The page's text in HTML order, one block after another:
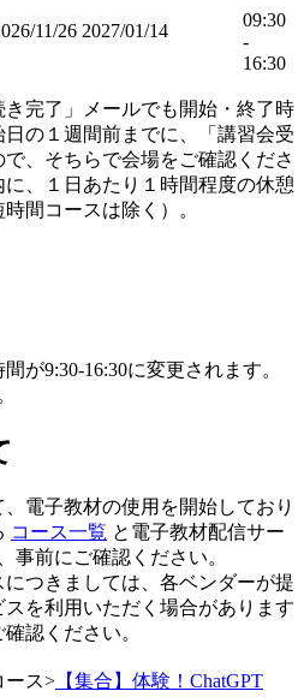
11/26 2027/01/14
09:30
-
16:30
完了」メールでも開始・終了時
の１週間前までに、「講習会受
、そちらで会場をご確認くださ
、１日あたり１時間程度の休憩
間コースは除く）。
が9:30-16:30に変更されます。
電子教材の使用を開始しており
コース一覧 と電子教材配信サー
事前にご確認ください。
つきましては、各ベンダーが提
を利用いただく場合があります
認ください。
ース> 【集合】体験！ChatGPT